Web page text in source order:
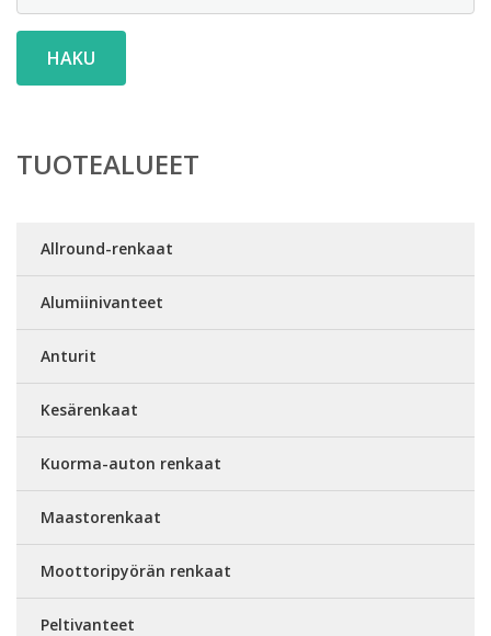
HAKU
TUOTEALUEET
Allround-renkaat
Alumiinivanteet
Anturit
Kesärenkaat
Kuorma-auton renkaat
Maastorenkaat
Moottoripyörän renkaat
Peltivanteet